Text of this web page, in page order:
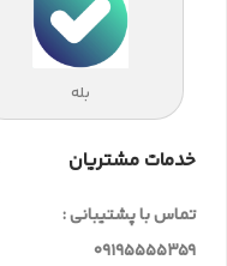
بله
خدمات مشتریان
تماس با پشتیبانی :
09195555359